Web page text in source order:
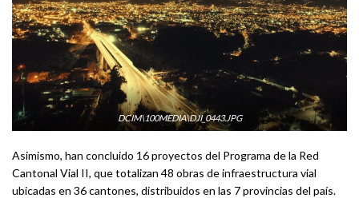
DCIM\100MEDIA\DJI_0443.JPG
Asimismo, han concluido 16 proyectos del Programa de la Red
Cantonal Vial II, que totalizan 48 obras de infraestructura vial
ubicadas en 36 cantones, distribuidos en las 7 provincias del país.